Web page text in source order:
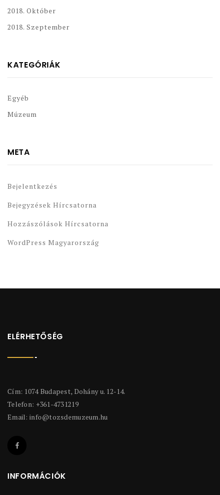
2018. Október
2018. Szeptember
KATEGÓRIÁK
Egyéb
Múzeum
META
Bejelentkezés
Bejegyzések Hírcsatorna
Hozzászólások Hírcsatorna
WordPress Magyarország
ELÉRHETŐSÉG
Cím: 1074 Budapest, Dohány u. 12-14.
Telefon: +361-4731219
Email: info@tozsdemuzeum.hu
INFORMÁCIÓK